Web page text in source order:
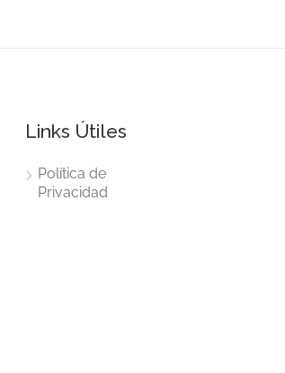
Links Útiles
Política de
Privacidad